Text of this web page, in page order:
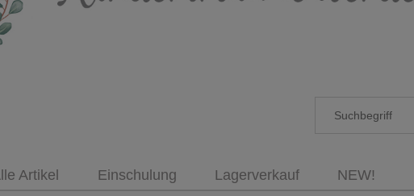
Artikel Einschulung Lagerverkauf NEW!